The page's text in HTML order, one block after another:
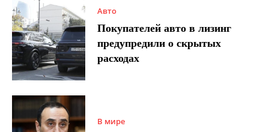
Авто
Покупателей авто в лизинг
предупредили о скрытых
расходах
В мире